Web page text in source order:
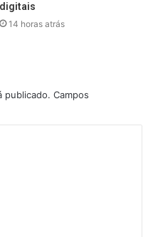
digitais
14 horas atrás
publicado. Campos